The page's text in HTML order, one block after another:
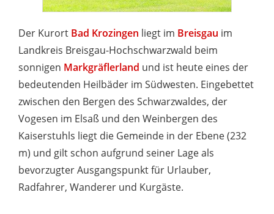
Der Kurort Bad Krozingen liegt im Breisgau im
Landkreis Breisgau-Hochschwarzwald beim
sonnigen Markgräflerland und ist heute eines der
bedeutenden Heilbäder im Südwesten. Eingebettet
zwischen den Bergen des Schwarzwaldes, der
Vogesen im Elsaß und den Weinbergen des
Kaiserstuhls liegt die Gemeinde in der Ebene (232
m) und gilt schon aufgrund seiner Lage als
bevorzugter Ausgangspunkt für Urlauber,
Radfahrer, Wanderer und Kurgäste.